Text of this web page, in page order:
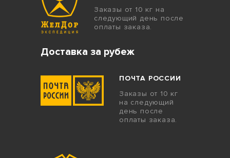
Заказы от 10 кг на
следующий день после
оплаты заказа.
Доставка за рубеж
ПОЧТА РОССИИ
Заказы от 10 кг
на следующий
день после
оплаты заказа.